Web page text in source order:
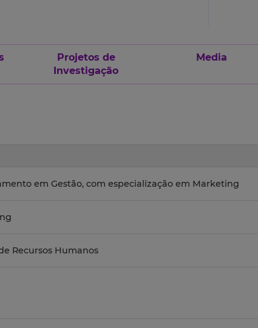
Projetos de
Investigação
Media
em Gestão, com especialização em Marketing
Recursos Humanos